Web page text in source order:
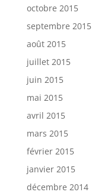
octobre 2015
septembre 2015
août 2015
juillet 2015
juin 2015
mai 2015
avril 2015
mars 2015
février 2015
janvier 2015
décembre 2014